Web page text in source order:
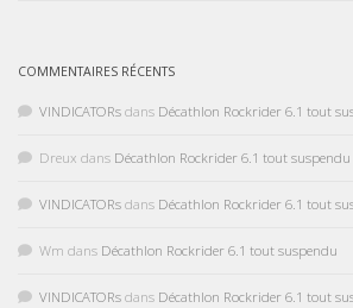
COMMENTAIRES RÉCENTS
VINDICATORs dans Décathlon Rockrider 6.1 tout
Dreux dans Décathlon Rockrider 6.1 tout suspendu
VINDICATORs dans Décathlon Rockrider 6.1 tout
Wm dans Décathlon Rockrider 6.1 tout suspendu
VINDICATORs dans Décathlon Rockrider 6.1 tout